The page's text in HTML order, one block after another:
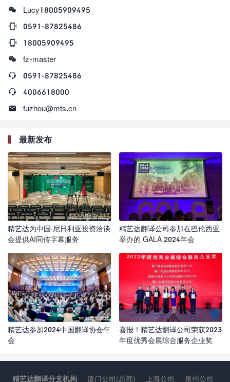

Lucy18005909495

0591-87825486

18005909495

fz-master

0591-87825486

4006618000

fuzhou@mts.cn
最新发布
精艺达为中国·尼日利亚投资洽谈
会提供AI同传字幕服务
精艺达翻译公司参加在巴伦西亚
举办的 GALA 2024年会
精艺达参加2024中国翻译协会年
会
喜报！精艺达翻译公司荣获2023
年度优秀会展综合服务企业奖
精艺达翻译分支机构 厦门公司(总部) 上海公司 泉州公司